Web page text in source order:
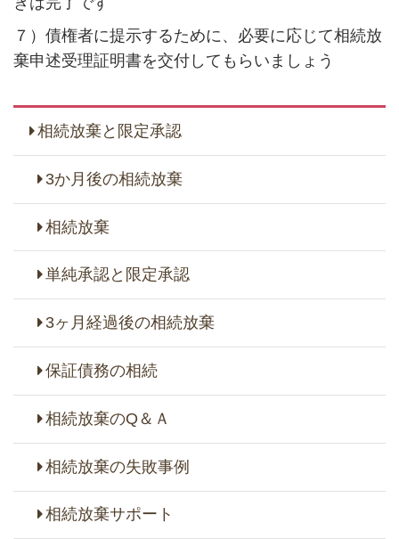
７）債権者に提示するために、必要に応じて相続放
棄申述受理証明書を交付してもらいましょう
相続放棄と限定承認
3か月後の相続放棄
相続放棄
単純承認と限定承認
3ヶ月経過後の相続放棄
保証債務の相続
相続放棄のQ＆Ａ
相続放棄の失敗事例
相続放棄サポート